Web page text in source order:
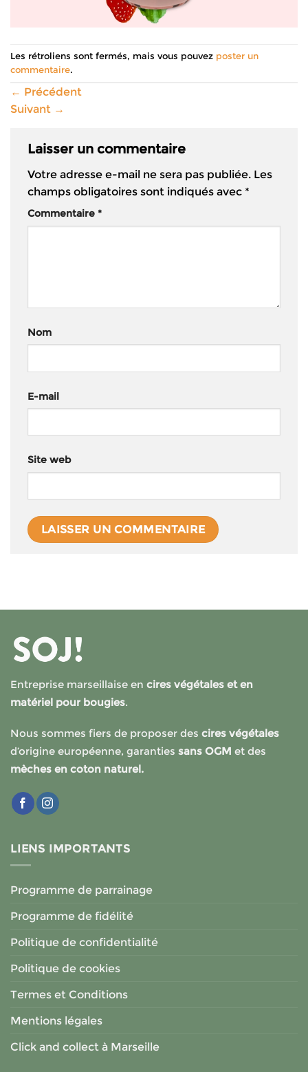
Les rétroliens sont fermés, mais vous pouvez poster un
commentaire.
← Précédent
Suivant →
Laisser un commentaire
Votre adresse e-mail ne sera pas publiée. Les
champs obligatoires sont indiqués avec *
Commentaire *
Nom
E-mail
Site web
Entreprise marseillaise en cires végétales et en
matériel pour bougies.
Nous sommes fiers de proposer des cires végétales
d’origine européenne, garanties sans OGM et des
mèches en coton naturel.
LIENS IMPORTANTS
Programme de parrainage
Programme de fidélité
Politique de confidentialité
Politique de cookies
Termes et Conditions
Mentions légales
Click and collect à Marseille